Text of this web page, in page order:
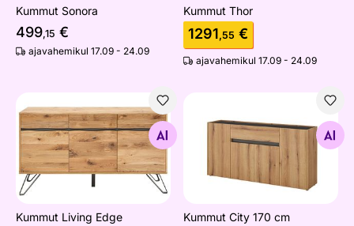
Kummut Sonora
499,15 €
ajavahemikul 17.09 - 24.09
Kummut Thor
1291,55 €
ajavahemikul 17.09 - 24.09
Kummut Living Edge
Otsi sarnaseid
Kummut Living Edge
Kummut City 170 cm
Otsi sarnaseid
Kummut City 170 cm